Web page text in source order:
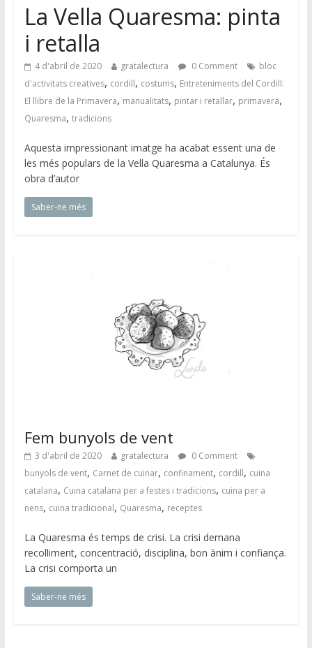
La Vella Quaresma: pinta
i retalla
4 d'abril de 2020 gratalectura 0 Comment
bloc
d'activitats creatives, cordill, costums, Entreteniments del Cordill:
El llibre de la Primavera, manualitats, pintar i retallar, primavera,
Quaresma, tradicions
Aquesta impressionant imatge ha acabat essent una de
les més populars de la Vella Quaresma a Catalunya. És
obra d’autor
Saber-ne més
Fem bunyols de vent
3 d'abril de 2020 gratalectura
0 Comment
bunyols de vent, Carnet de cuinar, confinament, cordill, cuina
catalana, Cuina catalana per a festes i tradicions, cuina per a
nens, cuina tradicional, Quaresma, receptes
La Quaresma és temps de crisi. La crisi demana
recolliment, concentració, disciplina, bon ànim i confiança.
La crisi comporta un
Saber-ne més